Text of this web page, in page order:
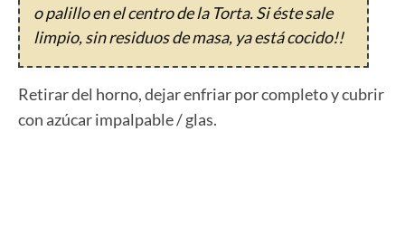
o palillo en el centro de la Torta. Si éste sale
limpio, sin residuos de masa, ya está cocido!!
Retirar del horno, dejar enfriar por completo y cubrir
con azúcar impalpable / glas.